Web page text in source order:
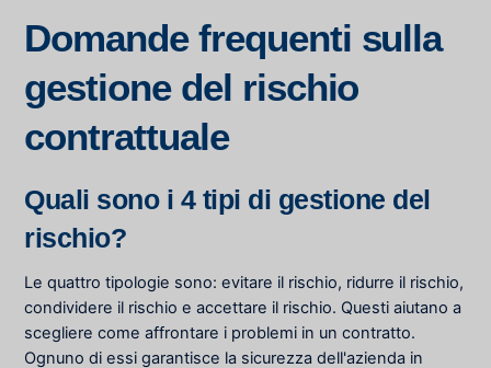
Domande frequenti sulla
gestione del rischio
contrattuale
Quali sono i 4 tipi di gestione del
rischio?
Le quattro tipologie sono: evitare il rischio, ridurre il rischio,
condividere il rischio e accettare il rischio. Questi aiutano a
scegliere come affrontare i problemi in un contratto.
Ognuno di essi garantisce la sicurezza dell'azienda in